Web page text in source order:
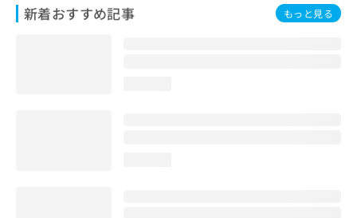
新着おすすめ記事 もっと見る
お